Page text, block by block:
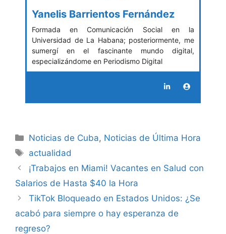
Yanelis Barrientos Fernández
Formada en Comunicación Social en la
Universidad de La Habana; posteriormente, me
sumergí en el fascinante mundo digital,
especializándome en Periodismo Digital
Categories
Noticias de Cuba, Noticias de Última Hora
Tags
actualidad
¡Trabajos en Miami! Vacantes en Salud con
Salarios de Hasta $40 la Hora
TikTok Bloqueado en Estados Unidos: ¿Se
acabó para siempre o hay esperanza de
regreso?